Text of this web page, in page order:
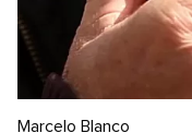
Marcelo Blanco